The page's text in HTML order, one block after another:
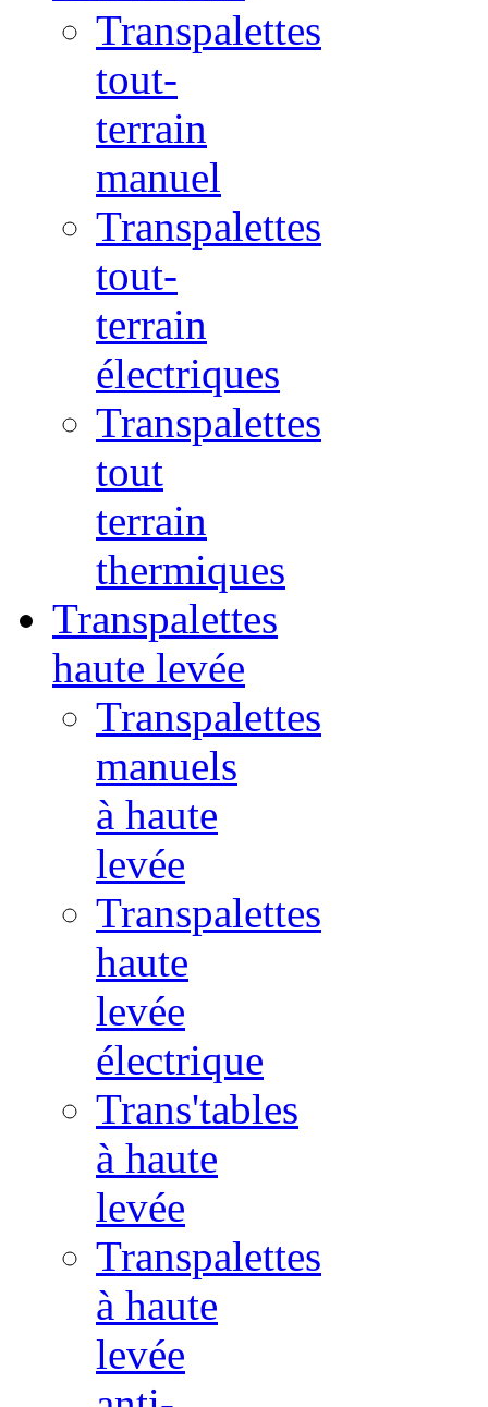
Transpalettes
tout-
terrain
manuel
Transpalettes
tout-
terrain
électriques
Transpalettes
tout
terrain
thermiques
Transpalettes
haute levée
Transpalettes
manuels
à haute
levée
Transpalettes
haute
levée
électrique
Trans'tables
à haute
levée
Transpalettes
à haute
levée